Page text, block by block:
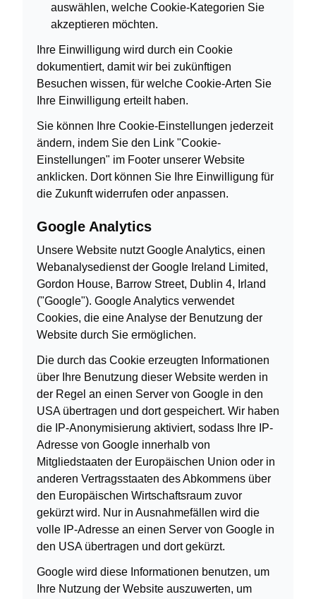
auswählen, welche Cookie-Kategorien Sie
akzeptieren möchten.
Ihre Einwilligung wird durch ein Cookie
dokumentiert, damit wir bei zukünftigen
Besuchen wissen, für welche Cookie-Arten Sie
Ihre Einwilligung erteilt haben.
Sie können Ihre Cookie-Einstellungen jederzeit
ändern, indem Sie den Link "Cookie-
Einstellungen" im Footer unserer Website
anklicken. Dort können Sie Ihre Einwilligung für
die Zukunft widerrufen oder anpassen.
Google Analytics
Unsere Website nutzt Google Analytics, einen
Webanalysedienst der Google Ireland Limited,
Gordon House, Barrow Street, Dublin 4, Irland
("Google"). Google Analytics verwendet
Cookies, die eine Analyse der Benutzung der
Website durch Sie ermöglichen.
Die durch das Cookie erzeugten Informationen
über Ihre Benutzung dieser Website werden in
der Regel an einen Server von Google in den
USA übertragen und dort gespeichert. Wir haben
die IP-Anonymisierung aktiviert, sodass Ihre IP-
Adresse von Google innerhalb von
Mitgliedstaaten der Europäischen Union oder in
anderen Vertragsstaaten des Abkommens über
den Europäischen Wirtschaftsraum zuvor
gekürzt wird. Nur in Ausnahmefällen wird die
volle IP-Adresse an einen Server von Google in
den USA übertragen und dort gekürzt.
Google wird diese Informationen benutzen, um
Ihre Nutzung der Website auszuwerten, um